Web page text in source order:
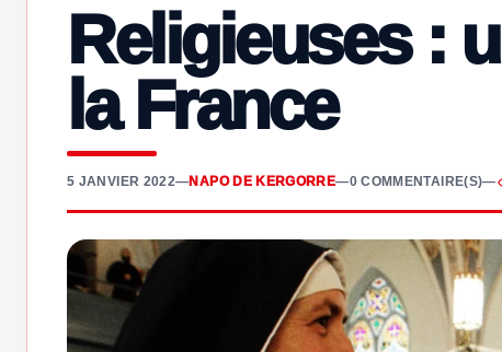
Religieuses :
la France
5 JANVIER 2022—NAPO DE KERGORRE—0 COMMENTAIRE(S)—